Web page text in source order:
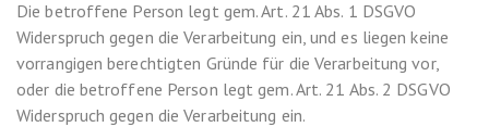
Die betroffene Person legt gem. Art. 21 Abs. 1 DSGVO
Widerspruch gegen die Verarbeitung ein, und es liegen keine
vorrangigen berechtigten Gründe für die Verarbeitung vor,
oder die betroffene Person legt gem. Art. 21 Abs. 2 DSGVO
Widerspruch gegen die Verarbeitung ein.